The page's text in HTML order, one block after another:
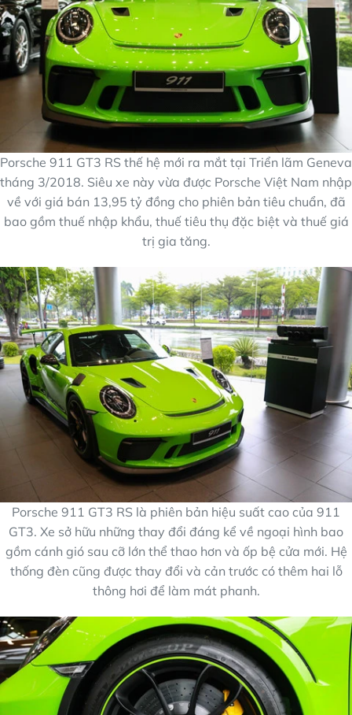
Porsche 911 GT3 RS thế hệ mới ra mắt tại Triển lãm Geneva
tháng 3/2018. Siêu xe này vừa được Porsche Việt Nam nhập
về với giá bán 13,95 tỷ đồng cho phiên bản tiêu chuẩn, đã
bao gồm thuế nhập khẩu, thuế tiêu thụ đặc biệt và thuế giá
trị gia tăng.
Porsche 911 GT3 RS là phiên bản hiệu suất cao của 911
GT3. Xe sở hữu những thay đổi đáng kể về ngoại hình bao
gồm cánh gió sau cỡ lớn thể thao hơn và ốp bệ cửa mới. Hệ
thống đèn cũng được thay đổi và cản trước có thêm hai lỗ
thông hơi để làm mát phanh.